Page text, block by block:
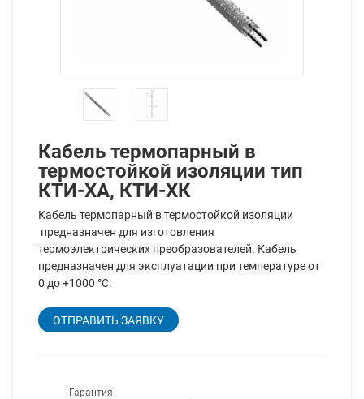
Кабель термопарный в
термостойкой изоляции тип
КТИ-ХА, КТИ-ХК
Кабель термопарный в термостойкой изоляции
предназначен для изготовления
термоэлектрических преобразователей. Кабель
предназначен для эксплуатации при температуре от
0 до +1000 °C.
ОТПРАВИТЬ ЗАЯВКУ
Гарантия